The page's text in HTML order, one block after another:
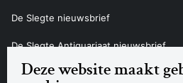
Deze website maakt
De Slegte nieuwsbrief
De Slegte Antiquariaat nieuwsbrief
Contact